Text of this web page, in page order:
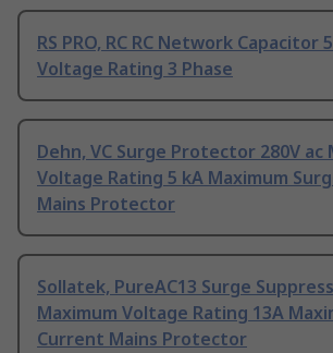
RS PRO, RC RC Network Capacitor
Voltage Rating 3 Phase
Dehn, VC Surge Protector 280V ac
Voltage Rating 5 kA Maximum
Mains Protector
Sollatek, PureAC13 Surge
Maximum Voltage Rating 13A
Current Mains Protector